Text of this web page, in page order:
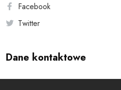
Facebook
Twitter
Dane kontaktowe